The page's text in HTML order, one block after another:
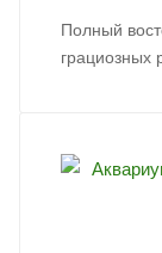
Полный
грациозных